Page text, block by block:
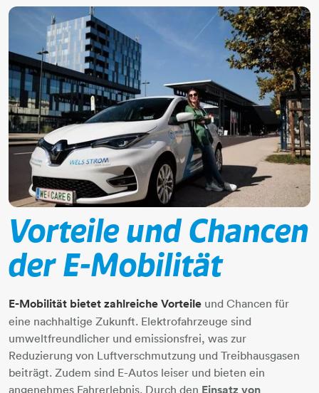
Vorteile und Chancen
der E-Mobilität
E-Mobilität bietet zahlreiche Vorteile und Chancen für
eine nachhaltige Zukunft. Elektrofahrzeuge sind
umweltfreundlicher und emissionsfrei, was zur
Reduzierung von Luftverschmutzung und Treibhausgasen
beiträgt. Zudem sind E-Autos leiser und bieten ein
angenehmes Fahrerlebnis. Durch den Einsatz von